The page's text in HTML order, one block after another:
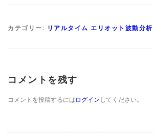
カテゴリー: リアルタイム エリオット波動分析
コメントを残す
コメントを投稿するにはログインしてください。